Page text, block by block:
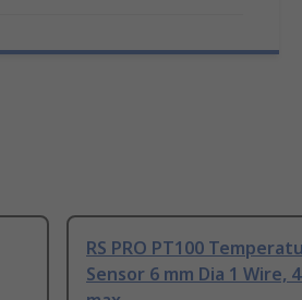
RS PRO PT100
Sensor 6 mm Dia 1 Wire,